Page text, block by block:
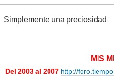
Simplemente una preciosidad
MIS
Del 2003 al 2007 http://